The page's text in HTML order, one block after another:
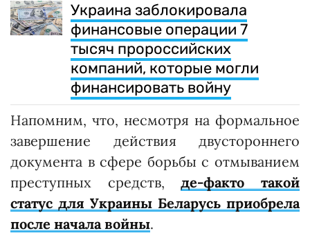
Украина заблокировала
финансовые операции 7
тысяч пророссийских
компаний, которые могли
финансировать войну
Напомним, что, несмотря на формальное
завершение действия двустороннего
документа в сфере борьбы с отмыванием
преступных средств,де-факто такой
статус для Украины Беларусь приобрела
после начала войны.